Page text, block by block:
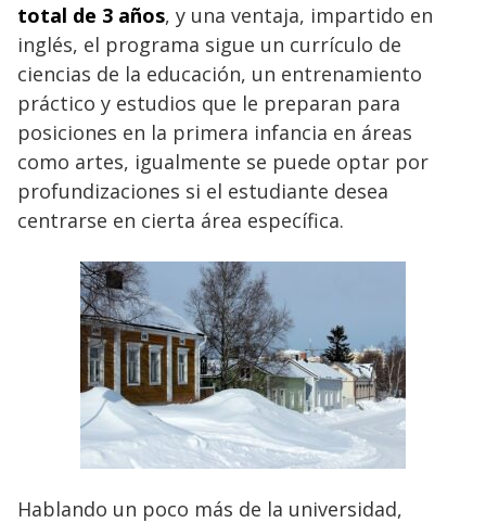
total de 3 años, y una ventaja, impartido en
inglés, el programa sigue un currículo de
ciencias de la educación, un entrenamiento
práctico y estudios que le preparan para
posiciones en la primera infancia en áreas
como artes, igualmente se puede optar por
profundizaciones si el estudiante desea
centrarse en cierta área específica.
Hablando un poco más de la universidad,